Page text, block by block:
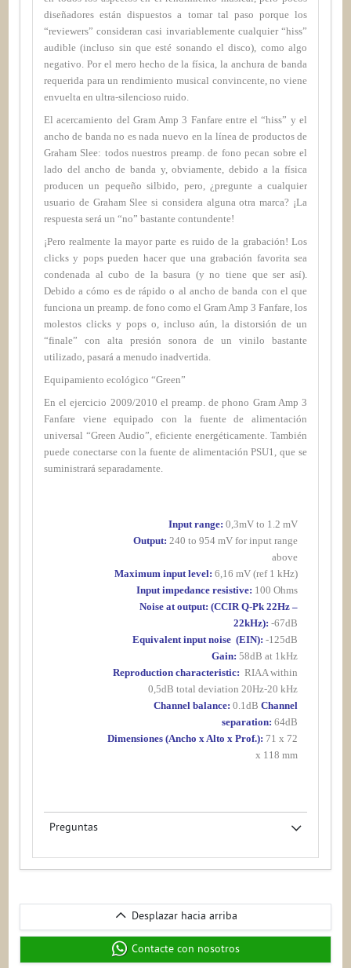
diseñadores están dispuestos a tomar tal paso porque los
“reviewers” consideran casi invariablemente cualquier “hiss”
audible (incluso sin que esté sonando el disco), como algo
negativo. Por el mero hecho de la física, la anchura de banda
requerida para un rendimiento musical convincente, no viene
envuelta en ultra-silencioso ruido.
El acercamiento del Gram Amp 3 Fanfare entre el “hiss” y el
ancho de banda no es nada nuevo en la línea de productos de
Graham Slee: todos nuestros preamp. de fono pecan sobre el
lado del ancho de banda y, obviamente, debido a la física
producen un pequeño silbido, pero, ¿pregunte a cualquier
usuario de Graham Slee si considera alguna otra marca? ¡La
respuesta será un “no” bastante contundente!
¡Pero realmente la mayor parte es ruido de la grabación! Los
clicks y pops pueden hacer que una grabación favorita sea
condenada al cubo de la basura (y no tiene que ser así).
Debido a cómo es de rápido o al ancho de banda con el que
funciona un preamp. de fono como el Gram Amp 3 Fanfare, los
molestos clicks y pops o, incluso aún, la distorsión de un
“finale” con alta presión sonora de un vinilo bastante
utilizado, pasará a menudo inadvertida.
Equipamiento ecológico “Green”
En el ejercicio 2009/2010 el preamp. de phono Gram Amp 3
Fanfare viene equipado con la fuente de alimentación
universal “Green Audio”, eficiente energéticamente. También
puede conectarse con la fuente de alimentación PSU1, que se
suministrará separadamente.
Input range: 0,3mV to 1.2 mV
Output: 240 to 954 mV for input range
above
Maximum input level: 6,16 mV (ref 1 kHz)
Input impedance resistive: 100 Ohms
Noise at output: (CCIR Q-Pk 22Hz –
22kHz): -67dB
Equivalent input noise (EIN): -125dB
Gain: 58dB at 1kHz
Reproduction characteristic: RIAA within
0,5dB total deviation 20Hz-20 kHz
Channel balance: 0.1dB Channel
separation: 64dB
Dimensiones (Ancho x Alto x Prof.): 71 x 72
x 118 mm
Preguntas
Desplazar
hacia
arriba
Desplazar hacia arriba
Contacte con nosotros